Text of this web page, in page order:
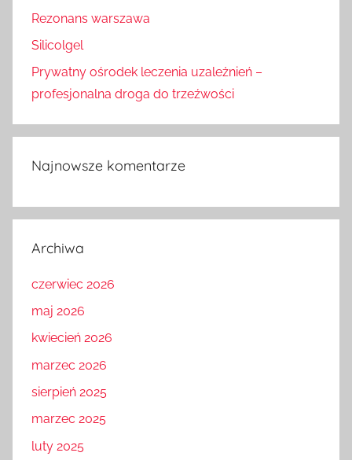
Rezonans warszawa
Silicolgel
Prywatny ośrodek leczenia uzależnień –
profesjonalna droga do trzeźwości
Najnowsze komentarze
Archiwa
czerwiec 2026
maj 2026
kwiecień 2026
marzec 2026
sierpień 2025
marzec 2025
luty 2025